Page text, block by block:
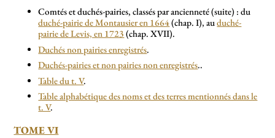
Comtés et duchés-pairies, classés par ancienneté (suite) : du
duché-pairie de Montausier en 1664(chap. I), auduché-
pairie de Levis, en 1723 (chap. XVII).
Duchés non pairies enregistrés.
Duchés-pairies et non pairies non enregistrés..
Table du t. V.
Table alphabétique des noms et des terres mentionnés dans le
t. V.
TOME VI